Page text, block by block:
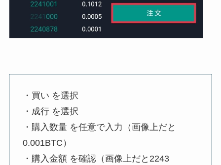
・買い を選択
・成行 を選択
・購入数量 を任意で入力（画像上だと
0.001BTC）
・購入金額 を確認（画像上だと2243